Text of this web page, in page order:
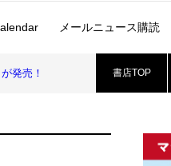
メールニュース購読
発売！ 書店TOP